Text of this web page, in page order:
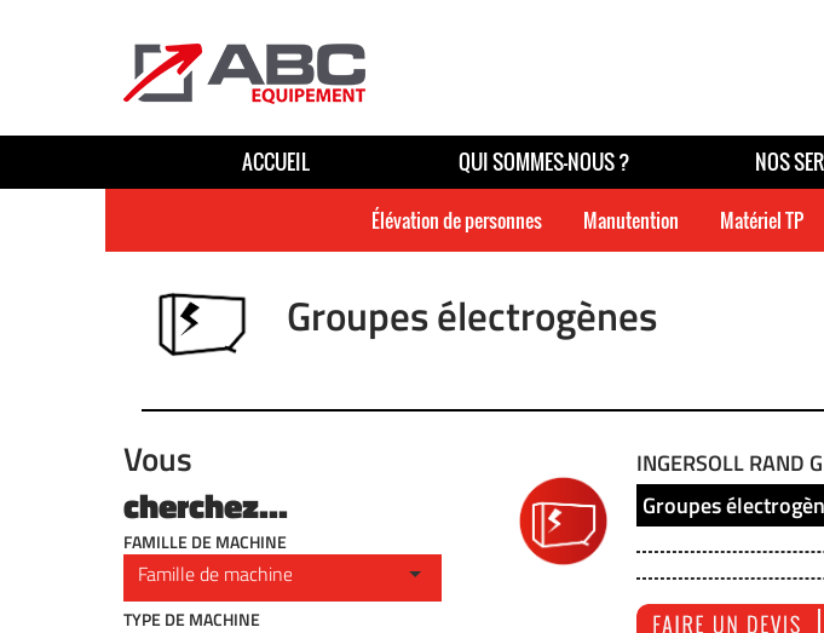
ACCUEIL QUI SOMMES-NOUS ? NOS
Élévation de personnes Manutention Matériel TP
Groupes électrogènes
Vous
cherchez...
FAMILLE DE MACHINE
TYPE DE MACHINE
INGERSOLL RAND
Groupes